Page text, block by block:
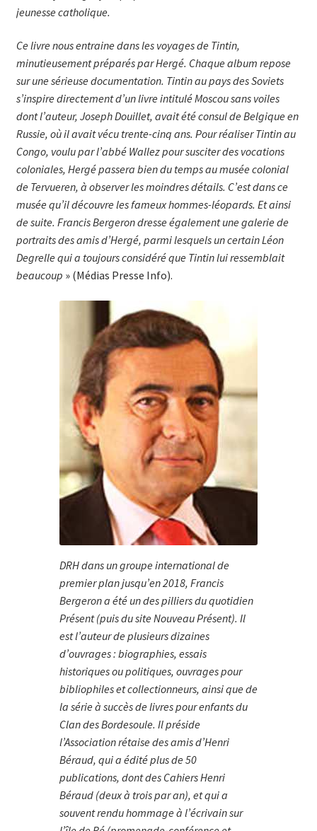
jeunesse catholique.
Ce livre nous entraine dans les voyages de Tintin,
minutieusement préparés par Hergé. Chaque album repose
sur une sérieuse documentation. Tintin au pays des Soviets
s’inspire directement d’un livre intitulé Moscou sans voiles
dont l’auteur, Joseph Douillet, avait été consul de Belgique en
Russie, où il avait vécu trente-cinq ans. Pour réaliser Tintin au
Congo, voulu par l’abbé Wallez pour susciter des vocations
coloniales, Hergé passera bien du temps au musée colonial
de Tervueren, à observer les moindres détails. C’est dans ce
musée qu’il découvre les fameux hommes-léopards. Et ainsi
de suite. Francis Bergeron dresse également une galerie de
portraits des amis d’Hergé, parmi lesquels un certain Léon
Degrelle qui a toujours considéré que Tintin lui ressemblait
beaucoup » (Médias Presse Info).
DRH dans un groupe international de
premier plan jusqu’en 2018, Francis
Bergeron a été un des pilliers du quotidien
Présent (puis du site Nouveau Présent). Il
est l’auteur de plusieurs dizaines
d’ouvrages : biographies, essais
historiques ou politiques, ouvrages pour
biblio­philes et collectionneurs, ainsi que de
la série à succès de livres pour enfants du
Clan des Bordesoule. Il préside
l’Association rétaise des amis d’Henri
Béraud, qui a édité plus de 50
publications, dont des Cahiers Henri
Béraud (deux à trois par an), et qui a
souvent rendu hommage à l’écrivain sur